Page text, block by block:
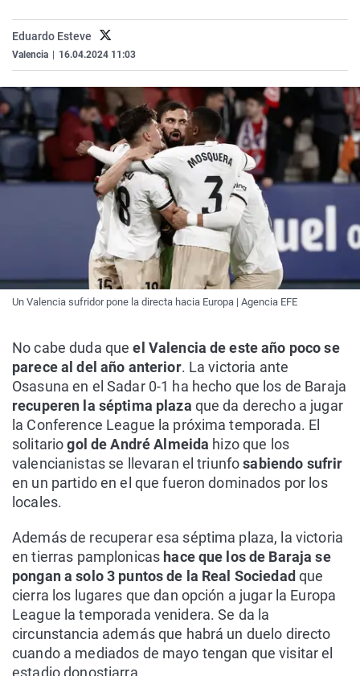
Como el perro y el
Equipo de
Operación Viuda
La Rioja
Navarra
País Vasco
Elecciones
Eduardo Esteve
Valencia 16.04.2024 11:03
Un Valencia sufridor pone la directa hacia Europa | Agencia EFE
No cabe duda queel Valencia de este año poco se
parece al del año anterior. La victoria ante
Osasuna en el Sadar 0-1 ha hecho que los de Baraja
recuperen la séptima plaza que da derecho a jugar
la Conference League la próxima temporada. El
solitariogol de André Almeida hizo que los
valencianistas se llevaran el triunfosabiendo sufrir
en un partido en el que fueron dominados por los
locales.
Además de recuperar esa séptima plaza, la victoria
en tierras pamplonicas hace que los de Baraja se
pongan a solo 3 puntos de la Real Sociedad que
cierra los lugares que dan opción a jugar la Europa
League la temporada venidera. Se da la
circunstancia además que habrá un duelo directo
cuando a mediados de mayo tengan que visitar el
estadio donostiarra.